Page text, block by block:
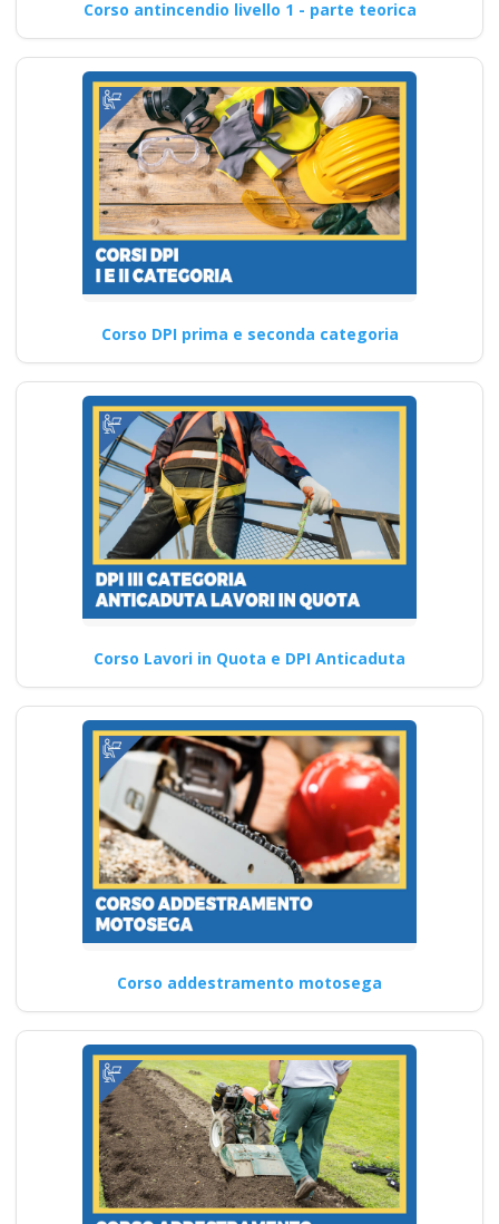
Corso antincendio livello 1 - parte teorica
Corso DPI prima e seconda categoria
Corso Lavori in Quota e DPI Anticaduta
Corso addestramento motosega